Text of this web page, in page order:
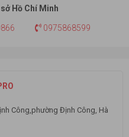
Hồ Chí Minh
0975868599
Công,phường Định Công, Hà